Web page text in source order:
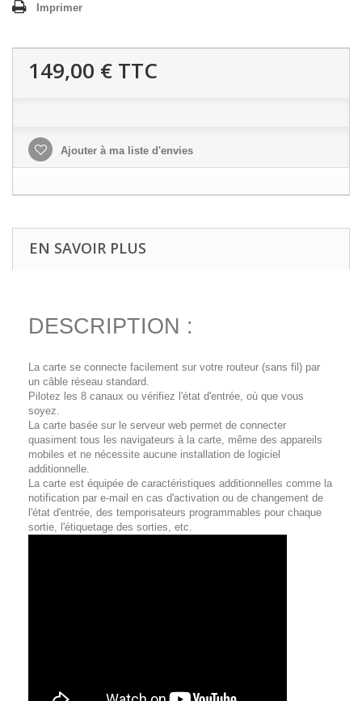
Imprimer
149,00 € TTC
Ajouter à ma liste d'envies
EN SAVOIR PLUS
DESCRIPTION :
La carte se connecte facilement sur votre routeur (sans fil) par
un câble réseau standard.
Pilotez les 8 canaux ou vérifiez l'état d'entrée, où que vous
soyez.
La carte basée sur le serveur web permet de connecter
quasiment tous les navigateurs à la carte, même des appareils
mobiles et ne nécessite aucune installation de logiciel
additionnelle.
La carte est équipée de caractéristiques additionnelles comme la
notification par e-mail en cas d'activation ou de changement de
l'état d'entrée, des temporisateurs programmables pour chaque
sortie, l'étiquetage des sorties, etc.